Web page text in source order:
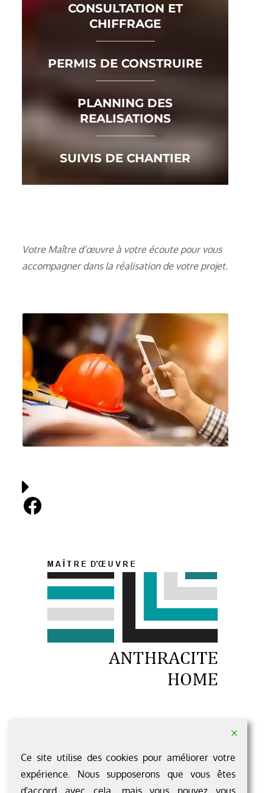
CONSULTATION ET
CHIFFRAGE
PERMIS DE CONSTRUIRE
PLANNING DES
REALISATIONS
SUIVIS DE CHANTIER
Votre Maître d’œuvre à votre écoute pour vous
accompagner dans la réalisation de votre projet.
Facebook
49 500 SEGRE-EN-ANJOU BLEU
Pour nous contacter c'est ici ...
Ce site utilise des cookies pour améliorer votre
expérience. Nous supposerons que vous êtes
d'accord avec cela, mais vous pouvez vous